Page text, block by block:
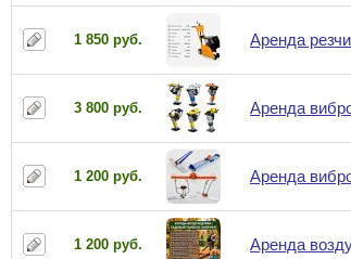
1 850 руб. Аренда
3 800 руб. Аренда
1 200 руб. Аренда
1 200 руб. Аренда